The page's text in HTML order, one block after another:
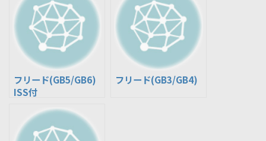
フリード(GB5/GB6)
ISS付
フリード(GB3/GB4)